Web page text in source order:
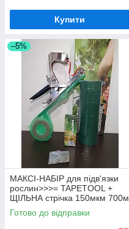
Купити
–5%
МАКСІ-НАБІР для підв'язки
рослин>>>= TAPETOOL +
ЩІЛЬНА стрічка 150мкм 700м
+ скоби +ніж+пружина)
Готово до відправки